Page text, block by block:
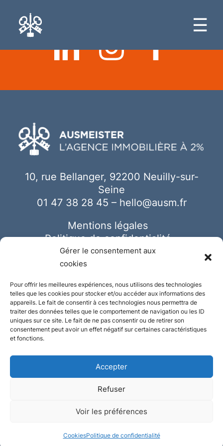
Gérer le consentement aux
cookies
Pour offrir les meilleures expériences, nous utilisons des technologies
telles que les cookies pour stocker et/ou accéder aux informations des
appareils. Le fait de consentir à ces technologies nous permettra de
traiter des données telles que le comportement de navigation ou les ID
uniques sur ce site. Le fait de ne pas consentir ou de retirer son
consentement peut avoir un effet négatif sur certaines caractéristiques
et fonctions.
Accepter
Refuser
Voir les préférences
CookiesPolitique de confidentialité
☰
10, rue Bellanger, 92200 Neuilly-sur-
Seine
01 47 38 28 45 – hello@ausm.fr
Mentions légales
Politique de confidentialité
Cookies
Conception et réalisation :Plate